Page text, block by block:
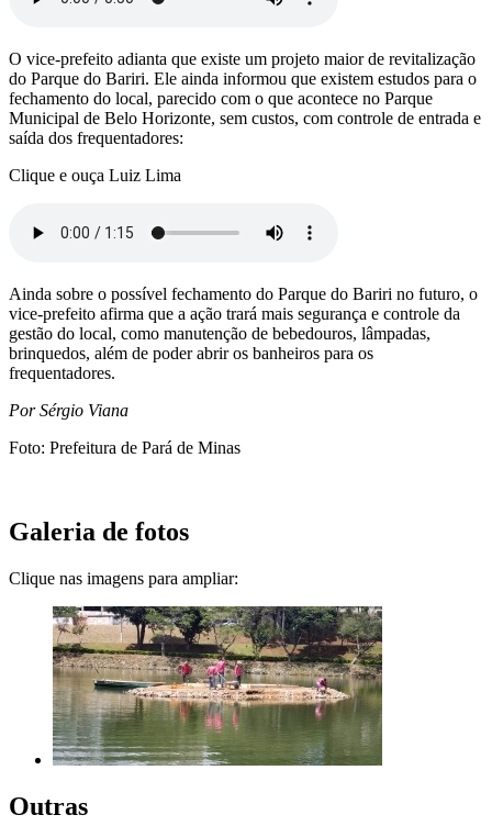
O vice-prefeito adianta que existe um projeto maior de revitalização
do Parque do Bariri. Ele ainda informou que existem estudos para o
fechamento do local, parecido com o que acontece no Parque
Municipal de Belo Horizonte, sem custos, com controle de entrada e
saída dos frequentadores:
Clique e ouça Luiz Lima
Ainda sobre o possível fechamento do Parque do Bariri no futuro, o
vice-prefeito afirma que a ação trará mais segurança e controle da
gestão do local, como manutenção de bebedouros, lâmpadas,
brinquedos, além de poder abrir os banheiros para os
frequentadores.
Por Sérgio Viana
Foto: Prefeitura de Pará de Minas
Galeria de fotos
Clique nas imagens para ampliar:
Outras